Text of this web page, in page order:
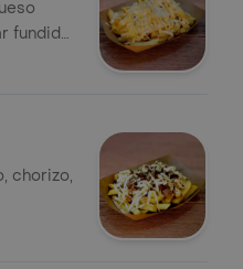
fundido
chorizo,